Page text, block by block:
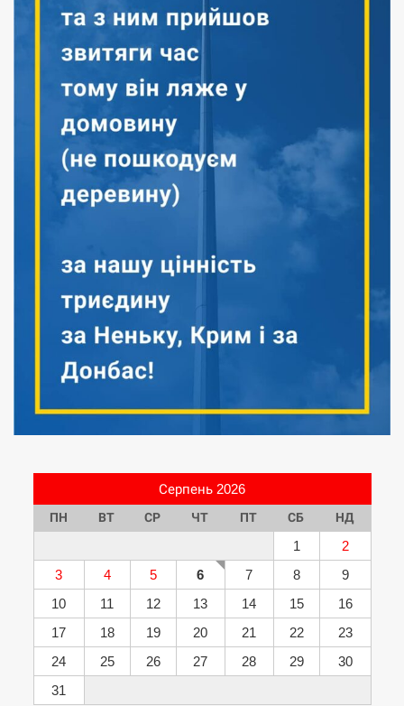
Серпень 2026
ПН ВТ СР ЧТ ПТ СБ НД
1
2
3
4 5 6 7 8
9
10
11 12 13 14 15
16
17
18 19 20 21 22
23
24
25 26 27 28 29
30
31